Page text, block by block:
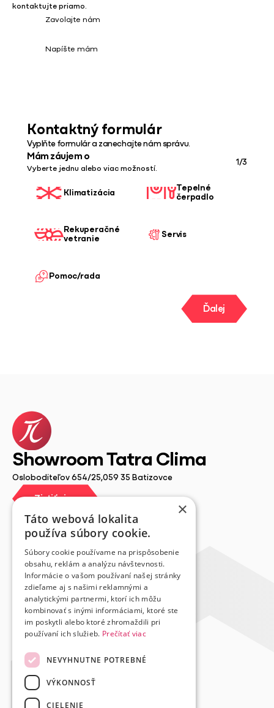
kontaktujte priamo.
Zavolajte nám
Napíšte mám
Kontaktný formulár
Vyplňte formulár a zanechajte nám správu.
Mám záujem o
Vyberte jednu alebo viac možností.
1/3
Klimatizácia
Tepelné
čerpadlo
Rekuperačné
vetranie
Servis
Pomoc/rada
Ďalej
Showroom Tatra Clima
Osloboditeľov 654/25,059 35 Batizovce
Zistiť viac
Ochrana osobných údajov
Obchodné podmienky
Nastavenia cookies
© Copyright 2025 Tatra Clima, s.r.o.
×
Táto webová lokalita
používa súbory cookie.
Súbory cookie používame na prispôsobenie
obsahu, reklám a analýzu návštevnosti.
Informácie o vašom používaní našej stránky
zdieľame aj s našimi reklamnými a
analytickými partnermi, ktorí ich môžu
kombinovať s inými informáciami, ktoré ste
im poskytli alebo ktoré zhromaždili pri
používaní ich služieb. Prečítať viac
NEVYHNUTNE POTREBNÉ
VÝKONNOSŤ
CIELENIE